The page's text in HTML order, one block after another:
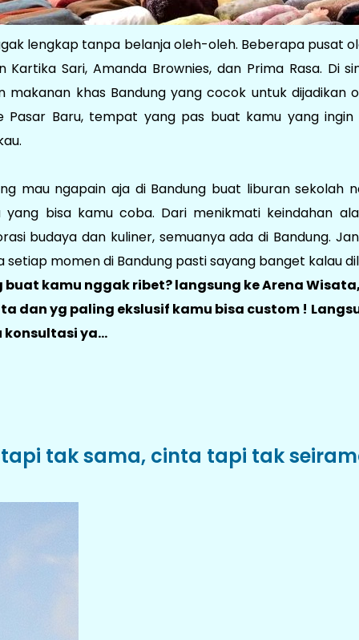
lengkap tanpa belanja oleh-oleh. Beberapa pusat
Kartika Sari, Amanda Brownies, dan Prima Rasa. Di
makanan khas Bandung yang cocok untuk dijadikan
Pasar Baru, tempat yang pas buat kamu yang
mau ngapain aja di Bandung buat liburan sekolah
bisa kamu coba. Dari menikmati keindahan
budaya dan kuliner, semuanya ada di Bandung.
setiap momen di Bandung pasti sayang banget kalau
kamu nggak ribet? langsung ke Arena
dan yg paling ekslusif kamu bisa custom !
ya...
tak sama, cinta tapi tak